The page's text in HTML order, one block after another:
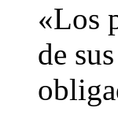
«Los
de